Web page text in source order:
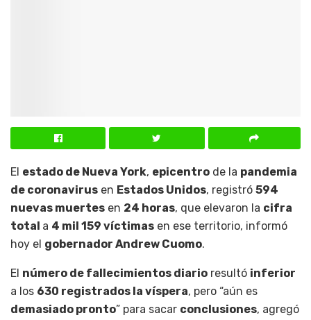
El estado de Nueva York, epicentro de la pandemia
de coronavirus en Estados Unidos, registró 594
nuevas muertes en 24 horas, que elevaron la cifra
total a 4 mil 159 víctimas en ese territorio, informó
hoy el gobernador Andrew Cuomo.
El número de fallecimientos diario resultó inferior
a los 630 registrados la víspera, pero “aún es
demasiado pronto” para sacar conclusiones, agregó